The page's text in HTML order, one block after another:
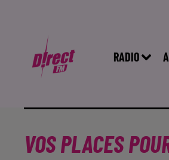
RADIO
VOS PLACES